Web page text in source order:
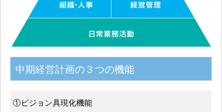
中期経営計画の３つの機能
①ビジョン具現化機能